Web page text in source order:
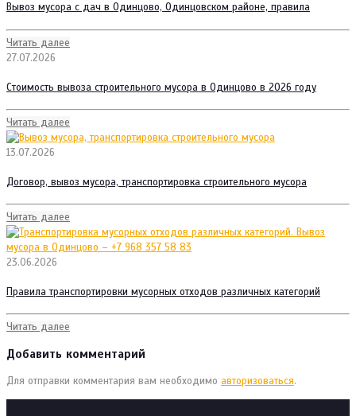
Вывоз мусора с дач в Одинцово, Одинцовском районе, правила
Читать далее
27.07.2026
Стоимость вывоза строительного мусора в Одинцово в 2026 году
Читать далее
13.07.2026
Договор, вывоз мусора, транспортировка строительного мусора
Читать далее
23.06.2026
Правила транспортировки мусорных отходов различных категорий
Читать далее
Добавить комментарий
Для отправки комментария вам необходимо авторизоваться.